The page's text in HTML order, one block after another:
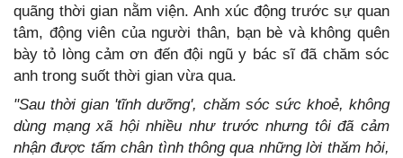
quãng thời gian nằm viện. Anh xúc động trước sự quan
tâm, động viên của người thân, bạn bè và không quên
bày tỏ lòng cảm ơn đến đội ngũ y bác sĩ đã chăm sóc
anh trong suốt thời gian vừa qua.
"Sau thời gian 'tĩnh dưỡng', chăm sóc sức khoẻ, không
dùng mạng xã hội nhiều như trước nhưng tôi đã cảm
nhận được tấm chân tình thông qua những lời thăm hỏi,